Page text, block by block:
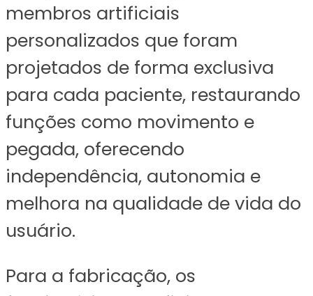
membros artificiais
personalizados que foram
projetados de forma exclusiva
para cada paciente, restaurando
funções como movimento e
pegada, oferecendo
independência, autonomia e
melhora na qualidade de vida do
usuário.
Para a fabricação, os